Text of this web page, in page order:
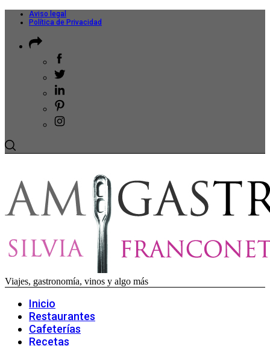
Aviso legal
Política de Privacidad
Viajes, gastronomía, vinos y algo más
Inicio
Restaurantes
Cafeterías
Recetas